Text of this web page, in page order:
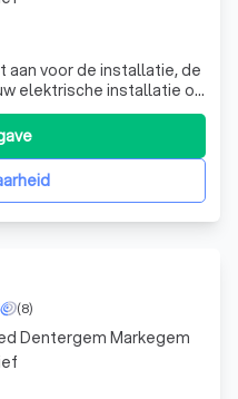
voor de installatie, de
elektrische installatie of
van de start tot
(8)
Dentergem Markegem